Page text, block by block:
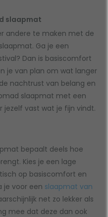
slaapmat
andere te maken met de
Ga je een
Dan is basiscomfort
je van plan om wat langer
nachtrust van belang en
slaapmat met een
jezelf vast wat je fijn vindt.
bepaalt deels hoe
Kies je een lage
op basiscomfort en
je voor een slaapmat van
net zo lekker als
mee dat deze dan ook